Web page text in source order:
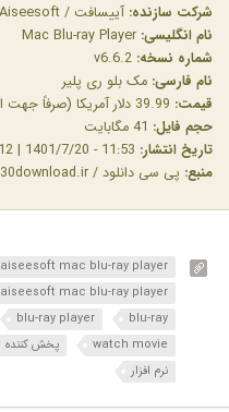
شرکت سازنده: آییسافت / Aiseesoft
نام انگلیسی:
شماره نسخه:
نام فارسی: مک بلو ری پلیر
قیمت:
حجم فایل:
تاریخ انتشار:
منبع: پی سی دانلود / www.p30download.ir
aiseesoft mac blu-ray player
aiseesoft mac blu-ray player مک
blu-ray
blu-ray player
watch movie
پخش کننده
نرم افزار